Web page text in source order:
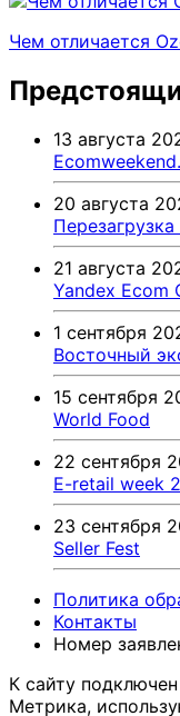
Чем отличается
13 августа
20 августа
21 августа
Yandex Ecom
1 сентября
Восточный
15 сентября
World Food
22 сентября
E-retail week
23 сентября
Seller Fest
Политика
Контакты
Номер
К сайту
Метрика,